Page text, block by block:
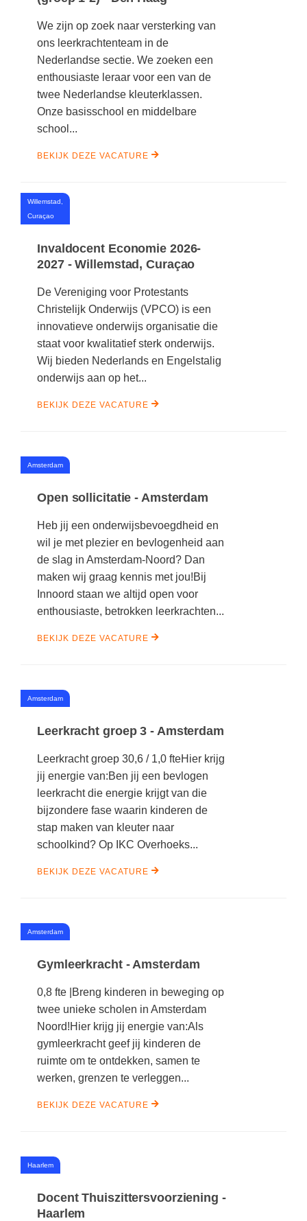
Dordrecht(21)
Zoetermeer(13)
Eindhoven (13)
Amersfoort(11)
Letterkunde
Levensbeschouwing
Maatschappijleer
Muziek
Scheikunde
Spaans
Studievaardigheden
Techniek
Topografie
Verkeer
Verzorging
Budgetteren
Duurzaamheid
Eerste wereldoorlog
Evolutieleer
Feest- en Gedenkdagen
Godsdienstonderwijs
Mediawijsheid
Nieuws
Onderwijsprijs
Ruimte
Schoolreisideeën
Schoolspullen
Seksualiteit
Spelletjes
Tweede Wereldoorlog
Meesterbaan onderwijsvacatures
LEERMETHODEN
Biologie
Examentraining
Media
Nederlands
Rekenen
Sociale vaardigheden
Studievaardigheden
Taalvaardigheden
LESMATERIAAL
Geschiedenis
Maatschappijleer
Rekenen
Sociale vaardigheden
Taalvaardigheid
Vakoverstijgend
Verzorging
AI voor het onderwijs
Vrijeschoolonderwijs
Montessori onderwijs
Jenaplanonderwijs
Daltononderwijs
Schoolspullen
Studieschuld & Hypotheek
Middelbare school niveaus
Studenten laptop
Docentenplein nieuwsbrief
Nieuwsbrief archief
Onderwijs CV
Huiswerkbegeleider worden
We zijn op zoek naar versterking van
ons leerkrachtenteam in de
Nederlandse sectie. We zoeken een
enthousiaste leraar voor een van de
twee Nederlandse kleuterklassen.
Onze basisschool en middelbare
school...
BEKIJK DEZE VACATURE
Willemstad,
Curaçao
Invaldocent Economie 2026-
2027 - Willemstad, Curaçao
De Vereniging voor Protestants
Christelijk Onderwijs (VPCO) is een
innovatieve onderwijs organisatie die
staat voor kwalitatief sterk onderwijs.
Wij bieden Nederlands en Engelstalig
onderwijs aan op het...
BEKIJK DEZE VACATURE
Amsterdam
Open sollicitatie - Amsterdam
Heb jij een onderwijsbevoegdheid en
wil je met plezier en bevlogenheid aan
de slag in Amsterdam-Noord? Dan
maken wij graag kennis met jou!Bij
Innoord staan we altijd open voor
enthousiaste, betrokken leerkrachten...
BEKIJK DEZE VACATURE
Amsterdam
Leerkracht groep 3 - Amsterdam
Leerkracht groep 30,6 / 1,0 fteHier krijg
jij energie van:Ben jij een bevlogen
leerkracht die energie krijgt van die
bijzondere fase waarin kinderen de
stap maken van kleuter naar
schoolkind? Op IKC Overhoeks...
BEKIJK DEZE VACATURE
Amsterdam
Gymleerkracht - Amsterdam
0,8 fte |Breng kinderen in beweging op
twee unieke scholen in Amsterdam
Noord!Hier krijg jij energie van:Als
gymleerkracht geef jij kinderen de
ruimte om te ontdekken, samen te
werken, grenzen te verleggen...
BEKIJK DEZE VACATURE
Haarlem
Docent Thuiszittersvoorziening -
Haarlem